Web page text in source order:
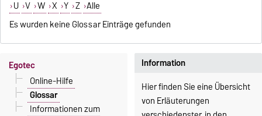
U V W X Y Z Alle
Es wurden keine Glossar Einträge gefunden
Information
Hier finden Sie eine Übersicht
von Erläuterungen
Egotec
Online-Hilfe
Glossar
Informationen zum